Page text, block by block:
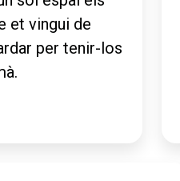
et vingui de
per tenir-los